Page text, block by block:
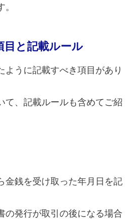
目と記載ルール
ように記載すべき項目があり
て、記載ルールも含めてご紹
金銭を受け取った年月日を記
の発行が取引の後になる場合